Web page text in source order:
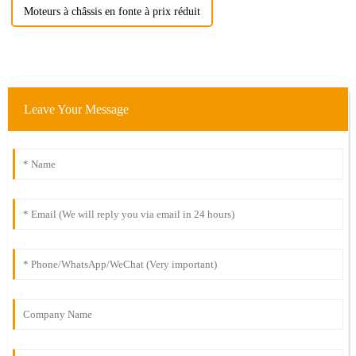
Moteurs à châssis en fonte à prix réduit
Leave Your Message